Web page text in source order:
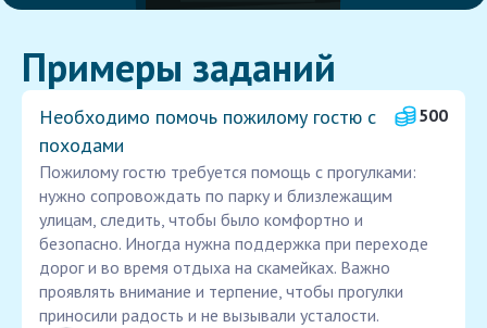
Примеры заданий
Необходимо помочь пожилому гостю с
походами
500
Пожилому гостю требуется помощь с прогулками:
нужно сопровождать по парку и близлежащим
улицам, следить, чтобы было комфортно и
безопасно. Иногда нужна поддержка при переходе
дорог и во время отдыха на скамейках. Важно
проявлять внимание и терпение, чтобы прогулки
приносили радость и не вызывали усталости.